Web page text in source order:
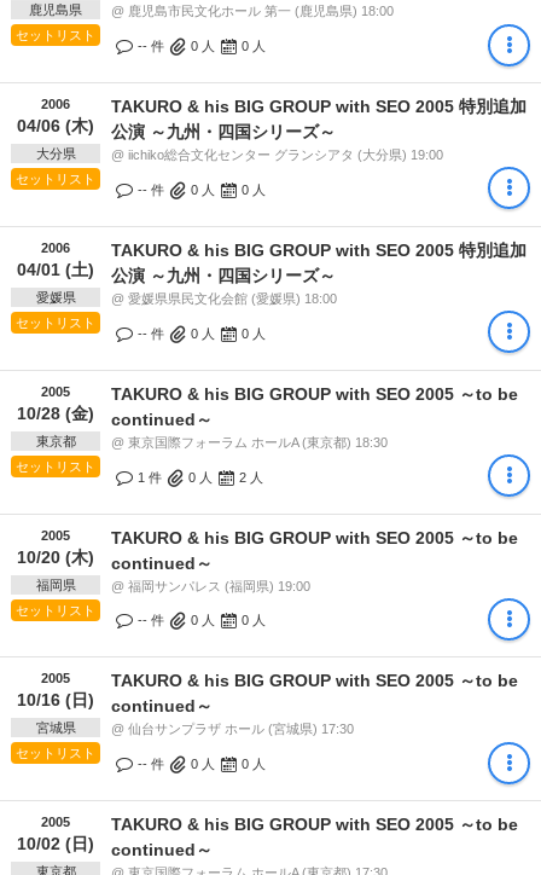
鹿児島県
セットリスト
@ 鹿児島市民文化ホール 第一 (鹿児島県) 18:00
-- 件 0 人 0 人
2006
04/06 (木)
大分県
セットリスト
TAKURO & his BIG GROUP with SEO 2005 特別追加
公演 ～九州・四国シリーズ～
@ iichiko総合文化センター グランシアタ (大分県) 19:00
-- 件 0 人 0 人
2006
04/01 (土)
愛媛県
セットリスト
TAKURO & his BIG GROUP with SEO 2005 特別追加
公演 ～九州・四国シリーズ～
@ 愛媛県県民文化会館 (愛媛県) 18:00
-- 件 0 人 0 人
2005
10/28 (金)
東京都
セットリスト
TAKURO & his BIG GROUP with SEO 2005 ～to be
continued～
@ 東京国際フォーラム ホールA (東京都) 18:30
1 件 0 人 2 人
2005
10/20 (木)
福岡県
セットリスト
TAKURO & his BIG GROUP with SEO 2005 ～to be
continued～
@ 福岡サンパレス (福岡県) 19:00
-- 件 0 人 0 人
2005
10/16 (日)
宮城県
セットリスト
TAKURO & his BIG GROUP with SEO 2005 ～to be
continued～
@ 仙台サンプラザ ホール (宮城県) 17:30
-- 件 0 人 0 人
2005
10/02 (日)
東京都
TAKURO & his BIG GROUP with SEO 2005 ～to be
continued～